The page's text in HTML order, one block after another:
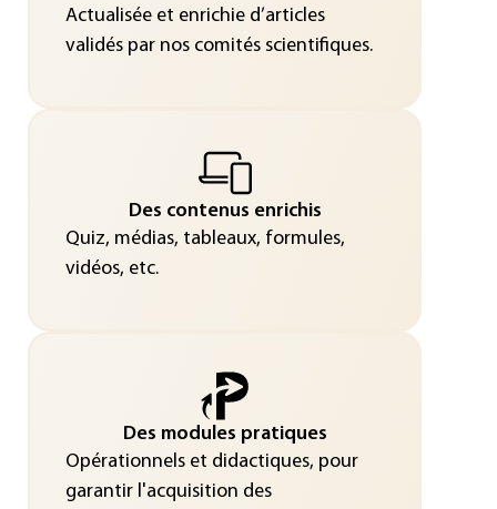
Actualisée et enrichie d’articles
validés par nos comités scientifiques.
Des contenus enrichis
Quiz, médias, tableaux, formules,
vidéos, etc.
Des modules pratiques
Opérationnels et didactiques, pour
garantir l'acquisition des